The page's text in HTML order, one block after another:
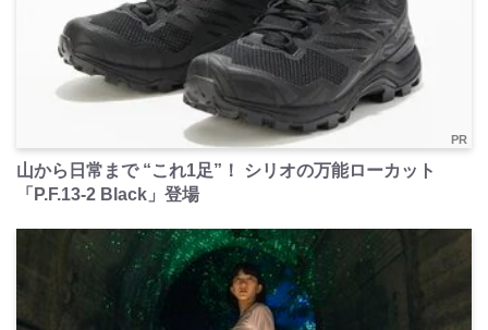
PR
山から日常まで “これ1足”！ シリオの万能ローカット
「P.F.13-2 Black」登場